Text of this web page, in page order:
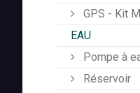
GPS - Kit
EAU
Pompe à
Réservoir